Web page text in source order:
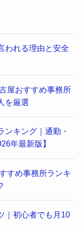
われる理由と安全
屋おすすめ事務所
を厳選
ンキング｜通勤・
年最新版】
すめ事務所ランキ
｜初心者でも月10